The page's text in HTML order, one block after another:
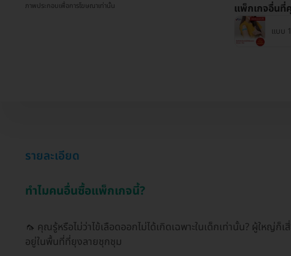
ภาพประกอบเพื่อการโฆษณาเท่านั้น แพ็กเกจอื่นที่
แบบ
รายละเอียด
ทำไมคนอื่นซื้อแพ็กเกจนี้?
🦟 คุณรู้หรือไม่ว่าไข้เลือดออกไม่ได้เกิดเฉพาะในเด็กเท่านั้น? ผู้ใหญ่
อยู่ในพื้นที่ที่ยุงลายชุกชุม